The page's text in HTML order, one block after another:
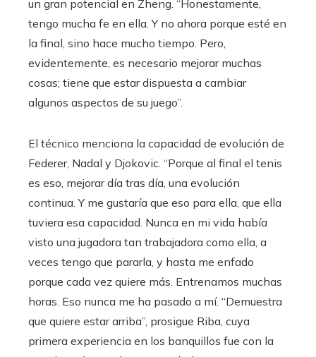
un gran potencial en Zheng. “Honestamente,
tengo mucha fe en ella. Y no ahora porque esté en
la final, sino hace mucho tiempo. Pero,
evidentemente, es necesario mejorar muchas
cosas; tiene que estar dispuesta a cambiar
algunos aspectos de su juego”.
El técnico menciona la capacidad de evolución de
Federer, Nadal y Djokovic. “Porque al final el tenis
es eso, mejorar día tras día, una evolución
continua. Y me gustaría que eso para ella, que ella
tuviera esa capacidad. Nunca en mi vida había
visto una jugadora tan trabajadora como ella, a
veces tengo que pararla, y hasta me enfado
porque cada vez quiere más. Entrenamos muchas
horas. Eso nunca me ha pasado a mí. “Demuestra
que quiere estar arriba”, prosigue Riba, cuya
primera experiencia en los banquillos fue con la